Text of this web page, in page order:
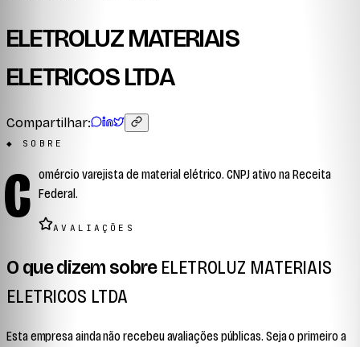
ELETROLUZ MATERIAIS
ELETRICOS LTDA
Compartilhar:
◆ SOBRE
C omércio varejista de material elétrico. CNPJ ativo na Receita
Federal.
AVALIAÇÕES
O que dizem sobre ELETROLUZ MATERIAIS
ELETRICOS LTDA
Esta empresa ainda não recebeu avaliações públicas. Seja o primeiro a